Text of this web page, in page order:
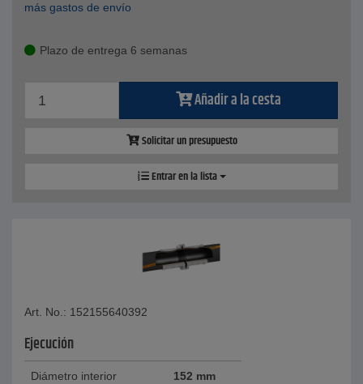
más gastos de envío
Plazo de entrega 6 semanas
Añadir a la cesta
Solicitar un presupuesto
Entrar en la lista
Art. No.: 152155640392
Ejecución
Diámetro interior 152 mm